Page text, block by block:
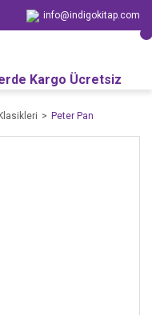
info@indigokitap.com
Kargo Ücretsiz
Peter Pan